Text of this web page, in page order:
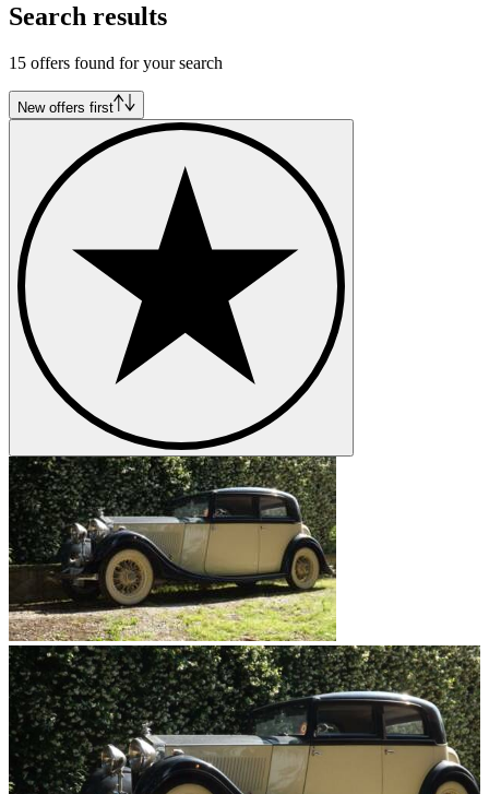
Search results
15 offers found for your search
New offers first